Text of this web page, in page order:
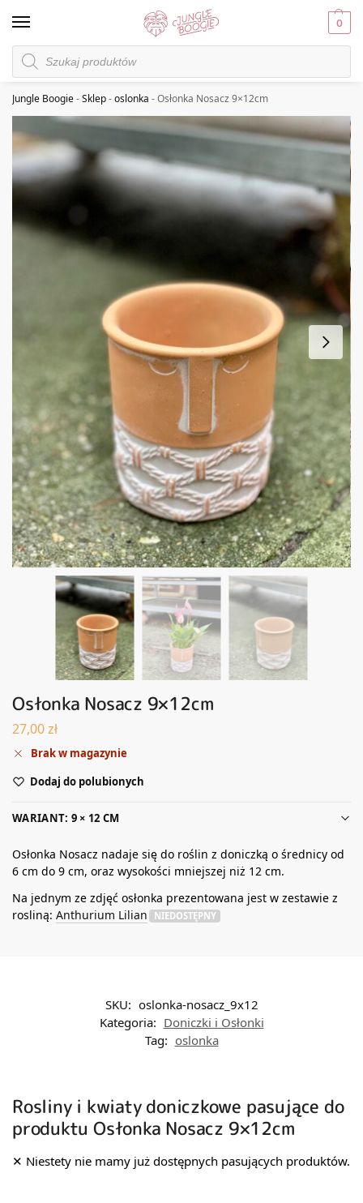
0
Jungle Boogie-Sklep-oslonka -Osłonka Nosacz 9×12cm
Osłonka Nosacz 9×12cm
27,00zł
Brak w magazynie
Dodaj do polubionych
WARIANT: 9 × 12 CM
Osłonka Nosacz nadaje się do roślin z doniczką o średnicy od
6 cm do 9 cm, oraz wysokości mniejszej niż 12 cm.
Na jednym ze zdjęć osłonka prezentowana jest w zestawie z
rosliną: Anthurium Lilian NIEDOSTĘPNY
SKU: oslonka-nosacz_9x12
Kategoria: Doniczki i Osłonki
Tag: oslonka
Rosliny i kwiaty doniczkowe pasujące do
produktu Osłonka Nosacz 9×12cm